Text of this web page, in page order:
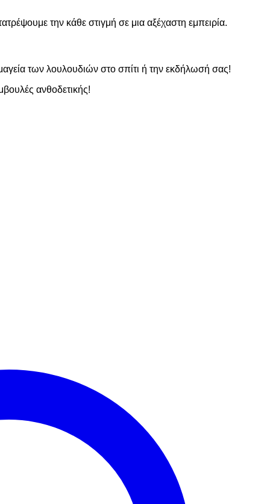
την κάθε στιγμή σε μια αξέχαστη εμπειρία.
των λουλουδιών στο σπίτι ή την εκδήλωσή σας!
ανθοδετικής!